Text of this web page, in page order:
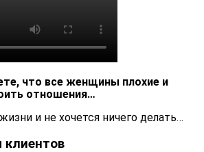
что все женщины плохие и
отношения…
и не хочется ничего делать…
клиентов